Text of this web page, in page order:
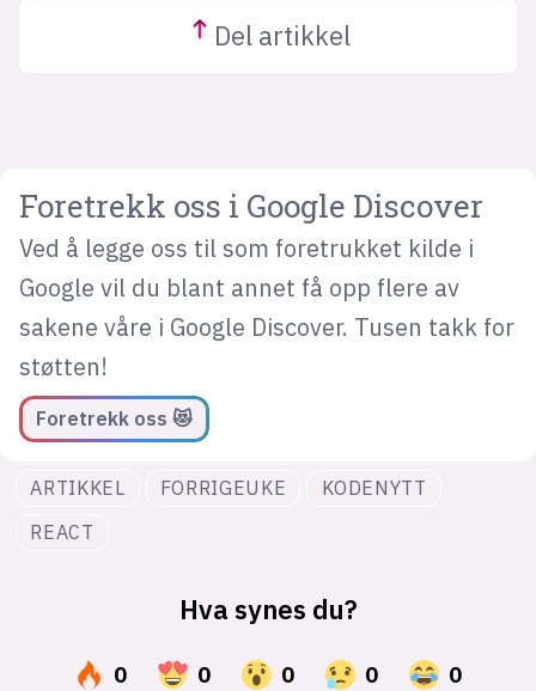
Del artikkel
Foretrekk oss i Google Discover
Ved å legge oss til som foretrukket kilde i
Google vil du blant annet få opp flere av
sakene våre i Google Discover. Tusen takk for
støtten!
Foretrekk oss 😻
ARTIKKEL FORRIGEUKE
KODENYTT
REACT